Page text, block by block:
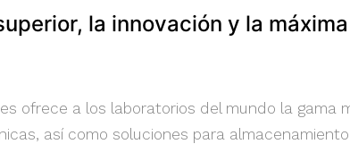
la innovación y la
ofrece a los laboratorios del mundo la
así como soluciones para